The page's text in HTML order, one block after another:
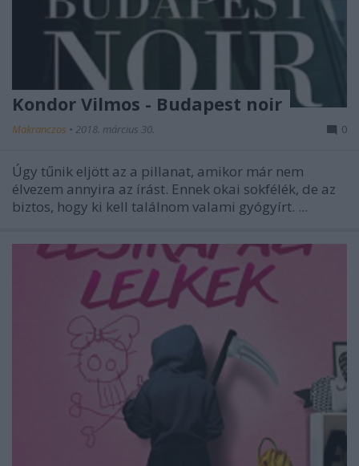
Kondor Vilmos - Budapest noir
Makranczos • 2018. március 30. 0
Úgy tűnik eljött az a pillanat, amikor már nem
élvezem annyira az írást. Ennek okai sokfélék, de az
biztos, hogy ki kell találnom valami gyógyírt. ...